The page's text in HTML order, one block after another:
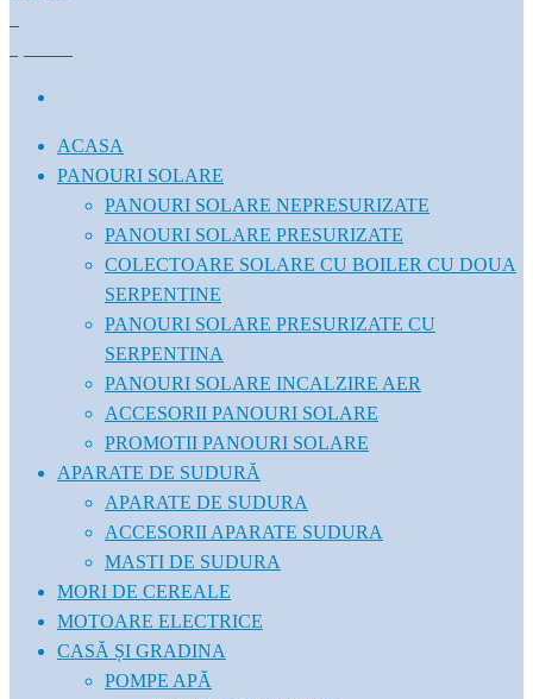
ACASA
PANOURI SOLARE
PANOURI SOLARE NEPRESURIZATE
PANOURI SOLARE PRESURIZATE
COLECTOARE SOLARE CU BOILER CU DOUA
SERPENTINE
PANOURI SOLARE PRESURIZATE CU
SERPENTINA
PANOURI SOLARE INCALZIRE AER
ACCESORII PANOURI SOLARE
PROMOTII PANOURI SOLARE
APARATE DE SUDURĂ
APARATE DE SUDURA
ACCESORII APARATE SUDURA
MASTI DE SUDURA
MORI DE CEREALE
MOTOARE ELECTRICE
CASĂ ȘI GRADINA
POMPE APĂ